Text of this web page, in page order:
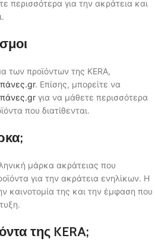
περισσότερα για την ακράτεια και
των προϊόντων της KERA,
πάνες.gr. Επίσης, μπορείτε να
πάνες.gr για να μάθετε περισσότερα
που διατίθενται.
μάρκα ακράτειας που
για την ακράτεια ενηλίκων. Η
καινοτομία της και την έμφαση που
της KERA;